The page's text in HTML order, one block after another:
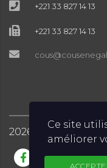
+221 33 827 14 13
+221 33 827 14 13
2026 COUS © Tous
Ce site
améliorer